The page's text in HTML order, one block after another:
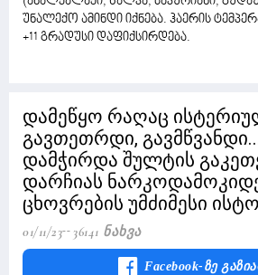
უნალექო ამინდი იქნება. ჰაერის
+11 გრადუსი დაფიქსირდება.
დამეწყო რაღაც
გავთეთრდი,
დამჭირდა შულტის
დარჩიას
ცხოვრების უმძიმესი
01/11/23 36141 Ნახვა
Facebook-Ზე